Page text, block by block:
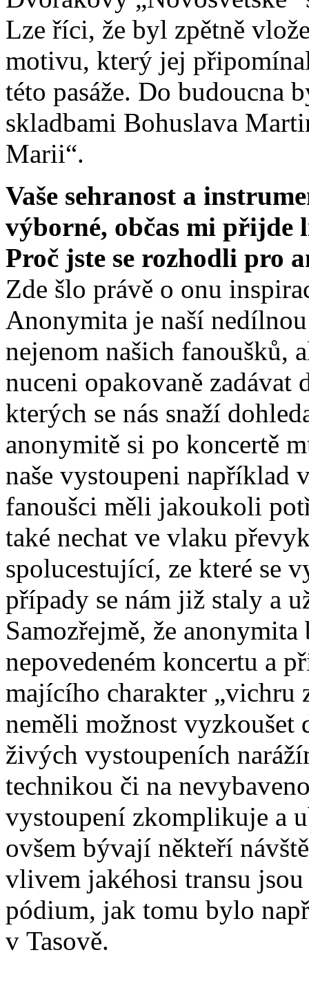
Lze říci, že byl zpětně
motivu, který jej
této pasáže. Do budoucna
skladbami Bohuslava
Marii“.
Vaše sehranost a
výborné, občas mi
Proč jste se rozhodli pro
Zde šlo právě o onu
Anonymita je naší
nejenom našich fanoušků,
nuceni opakovaně
kterých se nás snaží
anonymitě si po koncertě
naše vystoupeni například
fanoušci měli jakoukoli
také nechat ve vlaku
spolucestující, ze které se
případy se nám již staly a
Samozřejmě, že
nepovedeném koncertu a
majícího charakter „vichru
neměli možnost
živých vystoupeních
technikou či na
vystoupení zkomplikuje a
ovšem bývají někteří
vlivem jakéhosi transu
pódium, jak tomu bylo
v Tasově.